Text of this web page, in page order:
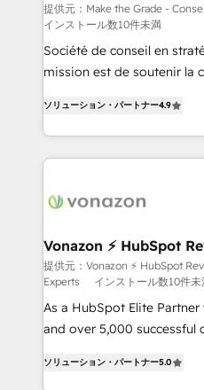
is to empower you to
—faster. Through expert
responsiveness, and
your team to adopt new
customer engagement.
HubSpot
提供元：Make the Grade -
インストール数10件未満
Société de conseil en
mission est de soutenir la
l'intégration CRM et le
auprès de vos comptes existants. En
l'international, nous
delà d’une simple
➤ L’intégration de CRM et
pour aligner les équipes
support client (data
audit et maintenance) ➤ La création de sites internet
de conversion qui
stratégies d'acquisition
ソリューション・パートナー4.9
Vonazon ⚡ HubSpot
Strategy Experts
提供元：Vonazon ⚡ HubSpot
Experts
インストール数10件未
As a HubSpot Elite
and over 5,000 successful
measurable, scalable
ソリューション・パートナー5.0